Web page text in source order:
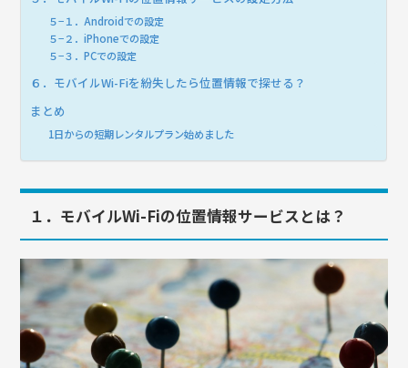
５−１．Androidでの設定
５−２．iPhoneでの設定
５−３．PCでの設定
６．モバイルWi-Fiを紛失したら位置情報で探せる？
まとめ
1日からの短期レンタルプラン始めました
１．モバイルWi-Fiの位置情報サービスとは？